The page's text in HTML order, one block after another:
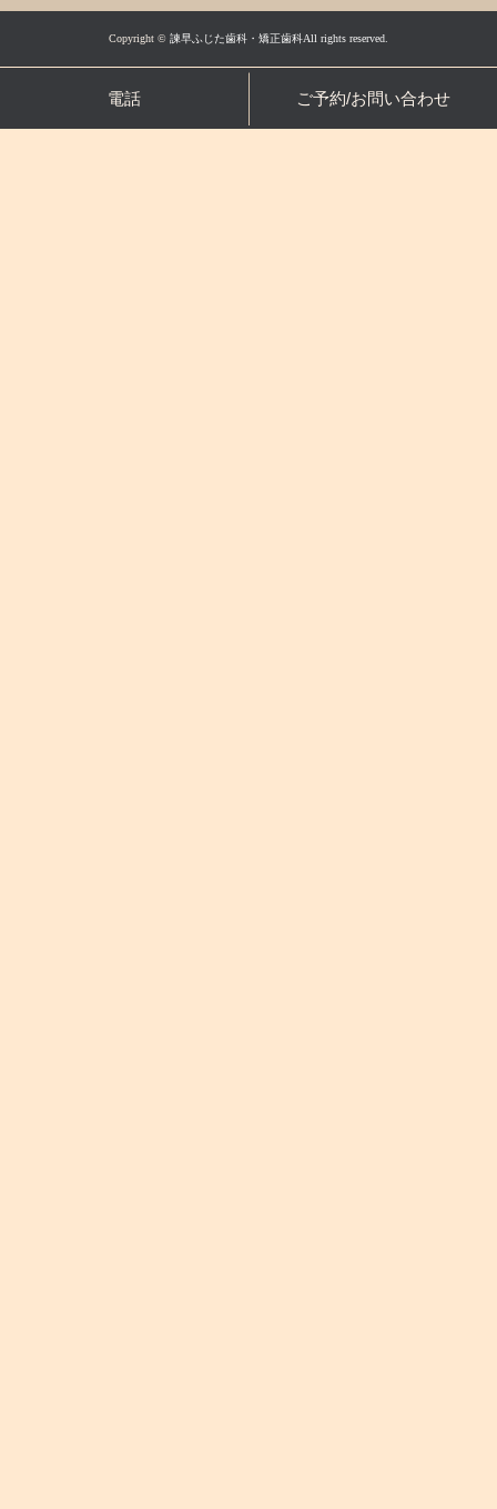
Copyright © 諫早ふじた歯科・矯正歯科All rights reserved.
電話 ご予約/お問い合わせ